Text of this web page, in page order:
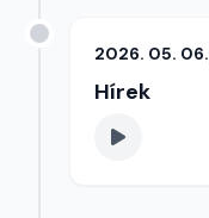
2026. 05. 06.
Hírek